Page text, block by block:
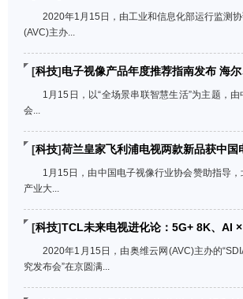
2020年1月15日，由工业和信息化部运行监测
(AVC)主办...
[科技]电子视像产品年度推荐指南发布 海
1月15日，以“全场景串联智慧生活”为主题，
会...
[科技]荷兰皇家飞利浦电视两款新品获中国
1月15日，由中国电子视像行业协会赞助指导
产业大...
[科技]TCL未来电视进化论：5G+ 8K、AI
2020年1月15日，由奥维云网(AVC)主办的
究发布会”在京圆满...